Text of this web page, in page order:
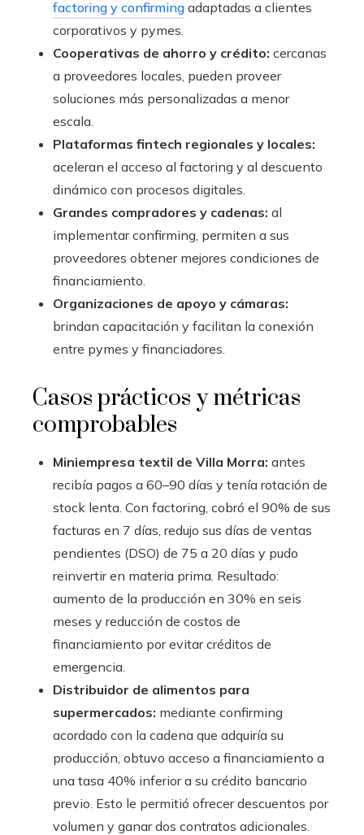
factoring y confirming adaptadas a clientes
corporativos y pymes.
Cooperativas de ahorro y crédito: cercanas
a proveedores locales, pueden proveer
soluciones más personalizadas a menor
escala.
Plataformas fintech regionales y locales:
aceleran el acceso al factoring y al descuento
dinámico con procesos digitales.
Grandes compradores y cadenas: al
implementar confirming, permiten a sus
proveedores obtener mejores condiciones de
financiamiento.
Organizaciones de apoyo y cámaras:
brindan capacitación y facilitan la conexión
entre pymes y financiadores.
Casos prácticos y métricas
comprobables
Miniempresa textil de Villa Morra: antes
recibía pagos a 60–90 días y tenía rotación de
stock lenta. Con factoring, cobró el 90% de sus
facturas en 7 días, redujo sus días de ventas
pendientes (DSO) de 75 a 20 días y pudo
reinvertir en materia prima. Resultado:
aumento de la producción en 30% en seis
meses y reducción de costos de
financiamiento por evitar créditos de
emergencia.
Distribuidor de alimentos para
supermercados: mediante confirming
acordado con la cadena que adquiría su
producción, obtuvo acceso a financiamiento a
una tasa 40% inferior a su crédito bancario
previo. Esto le permitió ofrecer descuentos por
volumen y ganar dos contratos adicionales.